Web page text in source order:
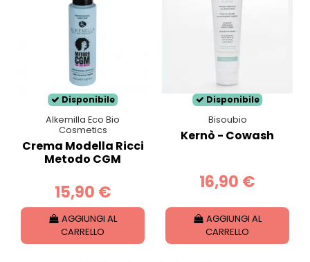
Disponibile
Alkemilla Eco Bio
Cosmetics
Crema Modella Ricci
Metodo CGM
15,90 €
AGGIUNGI AL
CARRELLO
Disponibile
Bisoubio
Kernò - Cowash
16,90 €
AGGIUNGI AL
CARRELLO